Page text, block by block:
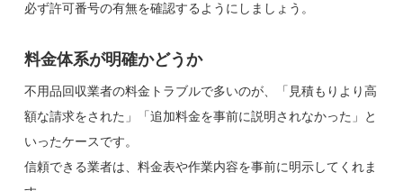
必ず許可番号の有無を確認するようにしましょう。
料金体系が明確かどうか
不用品回収業者の料金トラブルで多いのが、「見積もりより高
額な請求をされた」「追加料金を事前に説明されなかった」と
いったケースです。
信頼できる業者は、料金表や作業内容を事前に明示してくれま